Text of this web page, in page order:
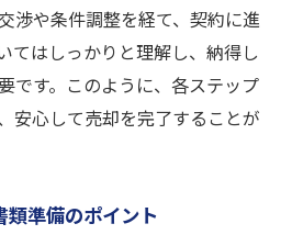
渉や条件調整を経て、契約に進
てはしっかりと理解し、納得し
です。このように、各ステップ
安心して売却を完了することが
類準備のポイント